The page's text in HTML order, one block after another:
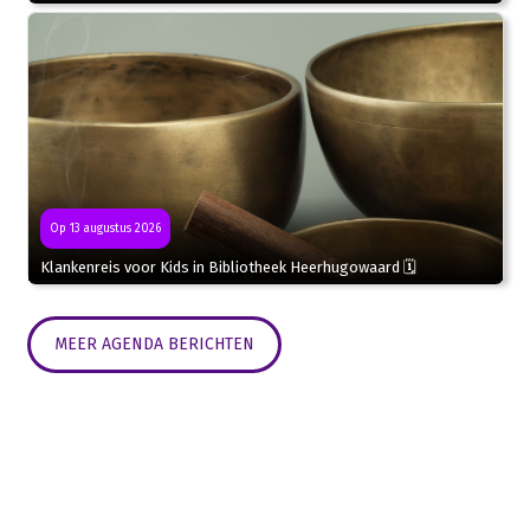
Op 13 augustus 2026
Klankenreis voor Kids in Bibliotheek Heerhugowaard 🗓
MEER AGENDA BERICHTEN